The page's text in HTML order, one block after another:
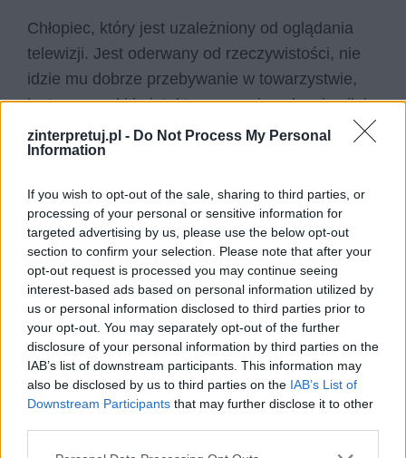
zinterpretuj.pl - Do Not Process My Personal
Information
If you wish to opt-out of the sale, sharing to third parties, or
processing of your personal or sensitive information for
targeted advertising by us, please use the below opt-out
section to confirm your selection. Please note that after your
opt-out request is processed you may continue seeing
interest-based ads based on personal information utilized by
us or personal information disclosed to third parties prior to
your opt-out. You may separately opt-out of the further
disclosure of your personal information by third parties on the
IAB’s list of downstream participants. This information may
also be disclosed by us to third parties on the IAB’s List of
Downstream Participants that may further disclose it to other
Chłopiec, który jest uzależniony od oglądania
telewizji. Jest oderwany od rzeczywistości, nie
idzie mu dobrze przebywanie w towarzystwie,
jest arogancki i nietaktowny. amię zakaz i usiłuje
nadać się w telewizji, która jest przeznaczona do
przyszłej emisji czekolady. Zmniejsza go to do
rozciągają go do wysokości dziesięciu stóp.
Dziadek Joe
Dziadek Charliego, który wspiera go w dążeniu
do jego marzeń. To dobry staruszek, który
przekazuje chłopcu swoje ostatnie
oszczędności, by ten mógł kupić czekoladę i
jeszcze raz spróbować zdobyć Złoty Talon. Lubi